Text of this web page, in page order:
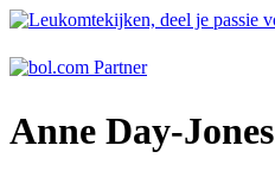
Anne Day-Jones